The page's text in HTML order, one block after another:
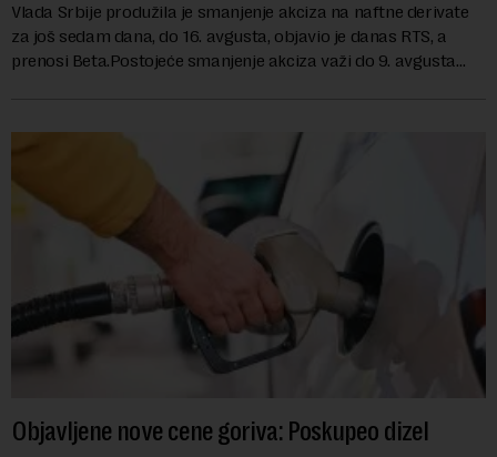
Vlada Srbije produžila je smanjenje akciza na naftne derivate
za još sedam dana, do 16. avgusta, objavio je danas RTS, a
prenosi Beta.Postojeće smanjenje akciza važi do 9. avgusta
Objavljene nove cene goriva: Poskupeo dizel